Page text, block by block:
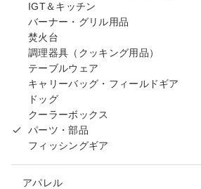
IGT＆キッチン
バーナー・グリル用品
焚火台
調理器具（クッキング用品）
テーブルウェア
キャリーバッグ・フィールドギア
ドッグ
クーラーボックス
パーツ・部品
フィッシングギア
アパレル